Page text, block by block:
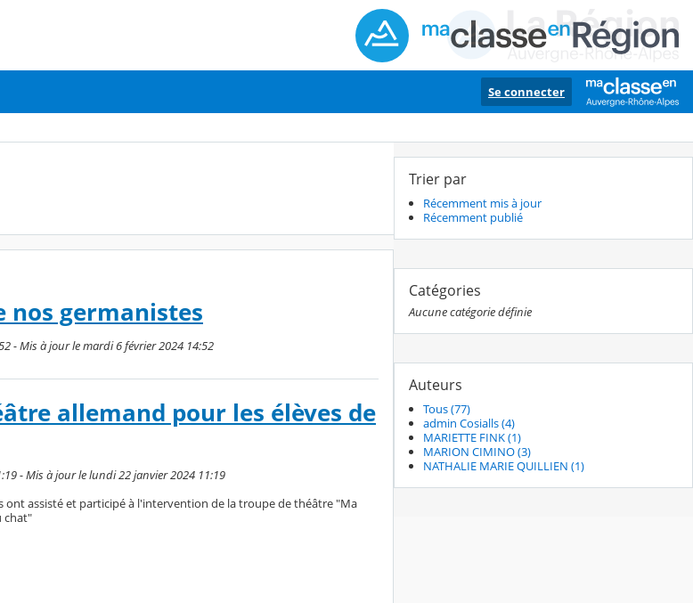
Se connecter
nos germanistes
- Mis à jour le mardi 6 février 2024 14:52
allemand pour les élèves de
- Mis à jour le lundi 22 janvier 2024 11:19
ont assisté et participé à l'intervention de la troupe de théâtre "Ma
chat"
Trier par
Récemment mis à jour
Récemment publié
Catégories
Aucune catégorie définie
Auteurs
Tous (77)
admin Cosialls (4)
MARIETTE FINK (1)
MARION CIMINO (3)
NATHALIE MARIE QUILLIEN (1)